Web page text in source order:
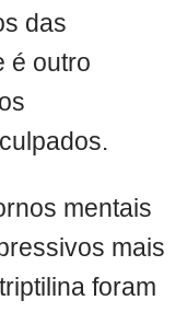
das
é outro
mentais
mais
foram